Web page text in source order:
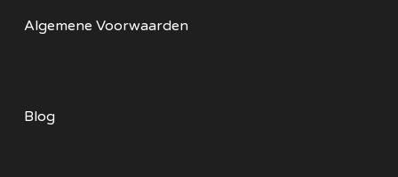
Algemene Voorwaarden
Blog